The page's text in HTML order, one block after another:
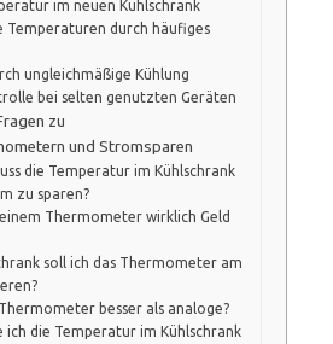
im neuen Kühlschrank
Temperaturen durch häufiges
ungleichmäßige Kühlung
bei selten genutzten Geräten
zu
und Stromsparen
die Temperatur im Kühlschrank
zu sparen?
Thermometer wirklich Geld
soll ich das Thermometer am
besser als analoge?
die Temperatur im Kühlschrank